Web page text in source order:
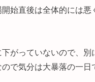
始直後は全体的には
がっていないので、
で気分は大暴落の一日